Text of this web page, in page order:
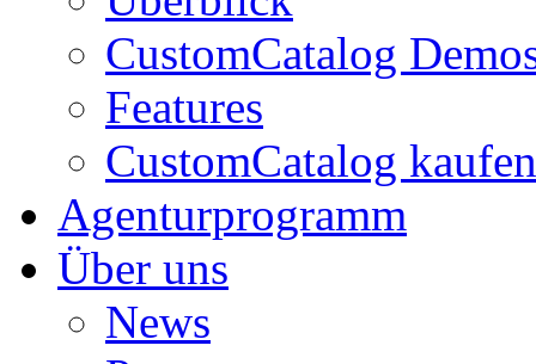
CustomCatalog
Features
CustomCatalog kaufen
Agenturprogramm
Über uns
News